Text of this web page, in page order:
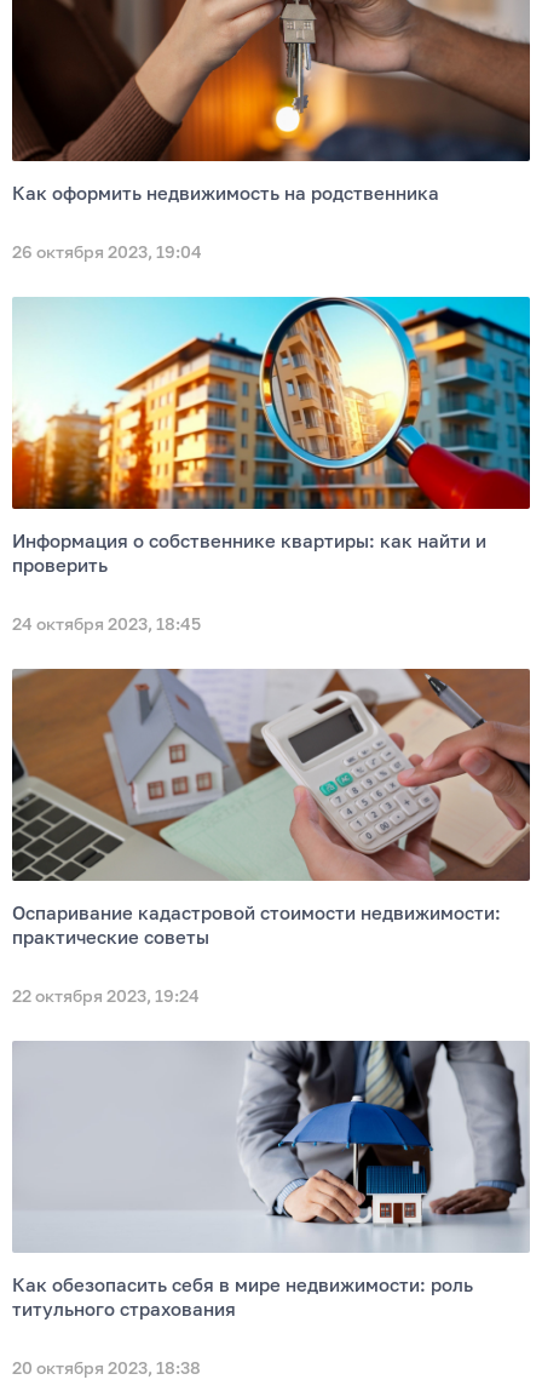
Как оформить недвижимость на родственника
26 октября 2023, 19:04
Информация о собственнике квартиры: как найти и
проверить
24 октября 2023, 18:45
Оспаривание кадастровой стоимости недвижимости:
практические советы
22 октября 2023, 19:24
Как обезопасить себя в мире недвижимости: роль
титульного страхования
20 октября 2023, 18:38